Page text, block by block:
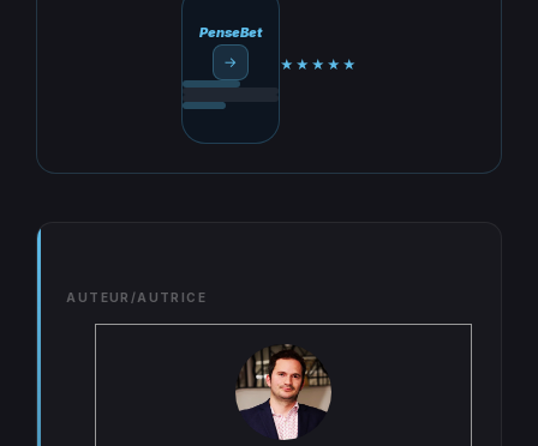
PenseBet
→ ★★★★★
AUTEUR/AUTRICE